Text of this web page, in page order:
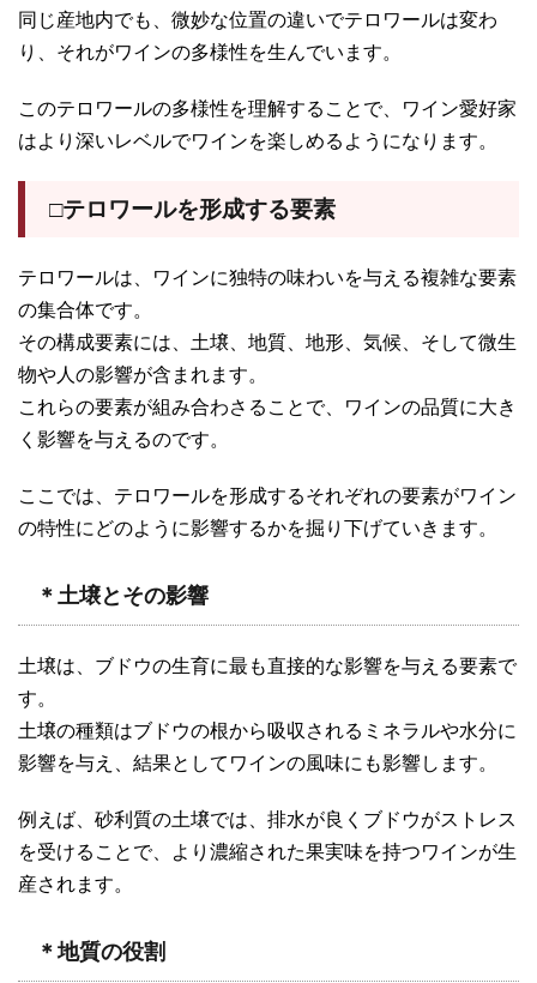
同じ産地内でも、微妙な位置の違いでテロワールは変わ
り、それがワインの多様性を生んでいます。
このテロワールの多様性を理解することで、ワイン愛好家
はより深いレベルでワインを楽しめるようになります。
□テロワールを形成する要素
テロワールは、ワインに独特の味わいを与える複雑な要素
の集合体です。
その構成要素には、土壌、地質、地形、気候、そして微生
物や人の影響が含まれます。
これらの要素が組み合わさることで、ワインの品質に大き
く影響を与えるのです。
ここでは、テロワールを形成するそれぞれの要素がワイン
の特性にどのように影響するかを掘り下げていきます。
＊土壌とその影響
土壌は、ブドウの生育に最も直接的な影響を与える要素で
す。
土壌の種類はブドウの根から吸収されるミネラルや水分に
影響を与え、結果としてワインの風味にも影響します。
例えば、砂利質の土壌では、排水が良くブドウがストレス
を受けることで、より濃縮された果実味を持つワインが生
産されます。
＊地質の役割